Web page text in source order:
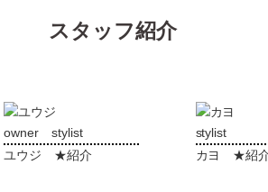
スタッフ紹介
owner stylist
ユウジ ★紹介
stylist
カヨ ★紹